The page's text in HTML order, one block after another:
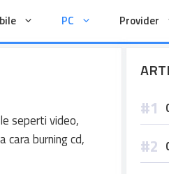
PC Provider
seperti video,
cara burning cd,